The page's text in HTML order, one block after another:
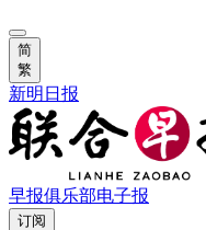
简
繁
新明日报
早报俱乐部电子报
订阅